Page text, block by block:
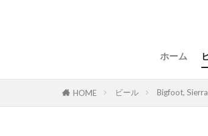
ホーム
HOME ビール Bigfoot,